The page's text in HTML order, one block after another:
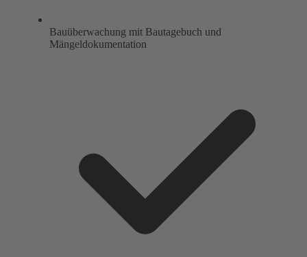
Bauüberwachung mit Bautagebuch und
Mängeldokumentation